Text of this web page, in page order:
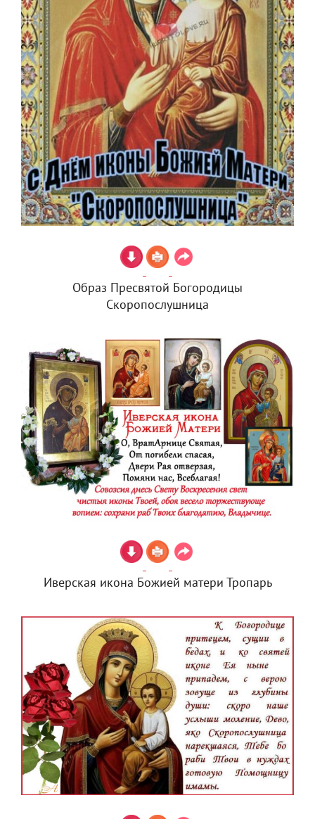
Образ Пресвятой Богородицы
Скоропослушница
Иверская икона Божией матери Тропарь